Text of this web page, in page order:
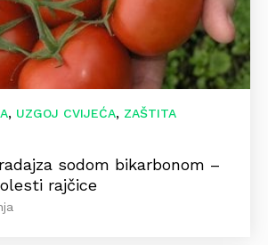
, UZGOJ CVIJEĆA, ZAŠTITA
sodom bikarbonom –
rajčice